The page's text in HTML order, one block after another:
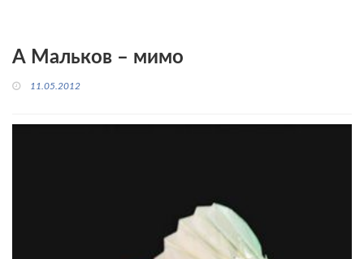
А Мальков – мимо
11.05.2012